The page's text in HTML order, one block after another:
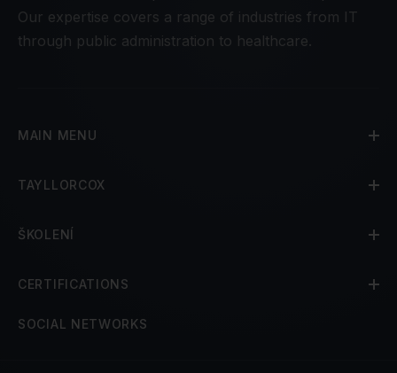
Our expertise covers a range of industries from IT
through public administration to healthcare.
MAIN MENU
TAYLLORCOX
ŠKOLENÍ
CERTIFICATIONS
SOCIAL NETWORKS